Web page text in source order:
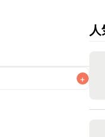
+